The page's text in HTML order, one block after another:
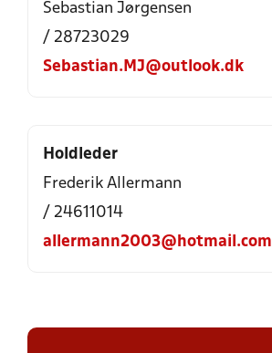
Sebastian Jørgensen
/ 28723029
Sebastian.MJ@outlook.dk
Holdleder
Frederik Allermann
/ 24611014
allermann2003@hotmail.com